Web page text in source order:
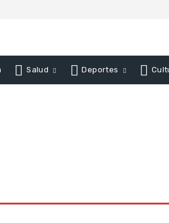
Salud Deportes